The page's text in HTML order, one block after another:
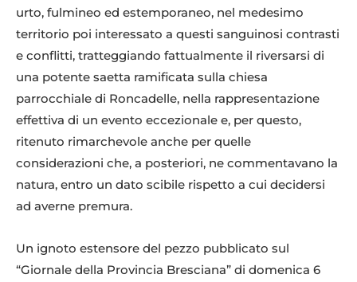
urto, fulmineo ed estemporaneo, nel medesimo
territorio poi interessato a questi sanguinosi contrasti
e conflitti, tratteggiando fattualmente il riversarsi di
una potente saetta ramificata sulla chiesa
parrocchiale di Roncadelle, nella rappresentazione
effettiva di un evento eccezionale e, per questo,
ritenuto rimarchevole anche per quelle
considerazioni che, a posteriori, ne commentavano la
natura, entro un dato scibile rispetto a cui decidersi
ad averne premura.
Un ignoto estensore del pezzo pubblicato sul
“Giornale della Provincia Bresciana” di domenica 6